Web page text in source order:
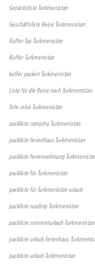
Gepäcksliste Turkmenistan
Geschäftsliste Reise Turkmenistan
Koffer Typ Turkmenistan
Koffer Turkmenistan
koffer packen Turkmenistan
Liste für die Reise nach Turkmenistan
liste reise Turkmenistan
packliste camping Turkmenistan
packliste ferienhaus Turkmenistan
packliste ferienwohnung Turkmenistan
packliste für Turkmenistan
packliste für Turkmenistan urlaub
packliste roadtrip Turkmenistan
packliste sommerurlaub Turkmenistan
packliste urlaub ferienhaus
packliste urlaub Turkmenistan